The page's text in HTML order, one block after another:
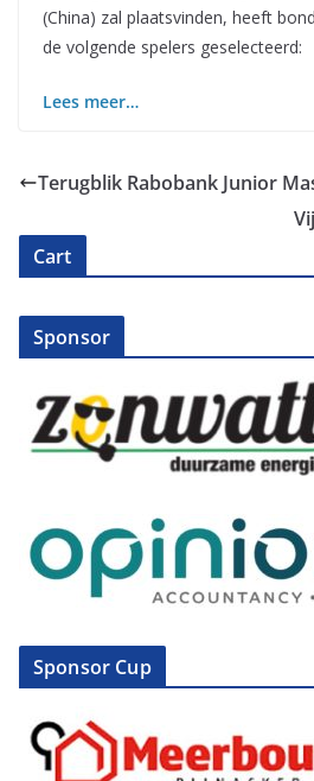
(China) zal plaatsvinden, heeft
de volgende spelers geselecteerd:
Lees meer…
Terugblik Rabobank Junior
Cart
Sponsor
Sponsor Cup